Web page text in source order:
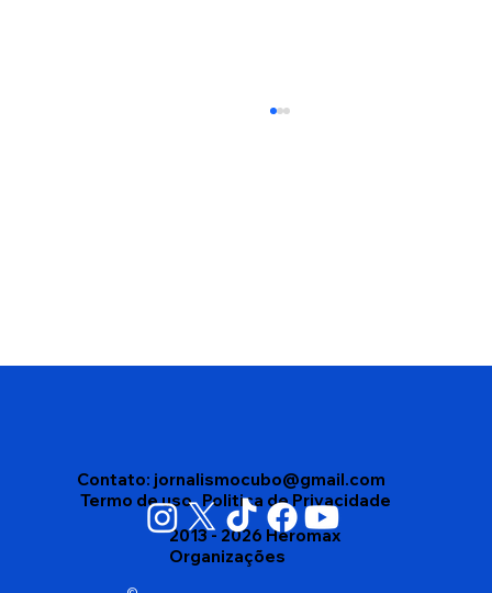
Vitória da Conquista reconhece
Contato: jornalismocubo@gmail.com
Termo de uso Politica de Privacidade
2013 - 2026 Heromax
Organizações